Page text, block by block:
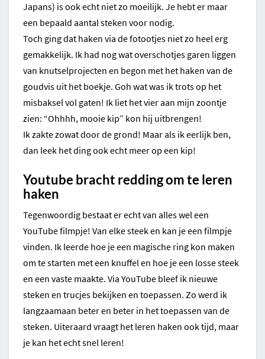
Japans) is ook echt niet zo moeilijk. Je hebt er maar
een bepaald aantal steken voor nodig.
Toch ging dat haken via de fotootjes niet zo heel erg
gemakkelijk. Ik had nog wat overschotjes garen liggen
van knutselprojecten en begon met het haken van de
goudvis uit het boekje. Goh wat was ik trots op het
misbaksel vol gaten! Ik liet het vier aan mijn zoontje
zien: “Ohhhh, mooie kip” kon hij uitbrengen!
Ik zakte zowat door de grond! Maar als ik eerlijk ben,
dan leek het ding ook echt meer op een kip!
Youtube bracht redding om te leren
haken
Tegenwoordig bestaat er echt van alles wel een
YouTube filmpje! Van elke steek en kan je een filmpje
vinden. Ik leerde hoe je een magische ring kon maken
om te starten met een knuffel en hoe je een losse steek
en een vaste maakte. Via YouTube bleef ik nieuwe
steken en trucjes bekijken en toepassen. Zo werd ik
langzaamaan beter en beter in het toepassen van de
steken. Uiteraard vraagt het leren haken ook tijd, maar
je kan het echt snel leren!